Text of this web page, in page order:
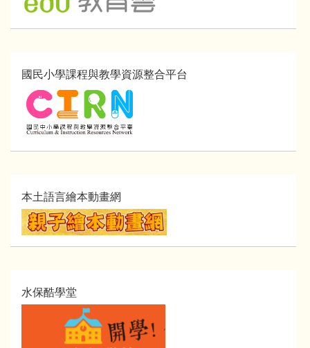
國民小學課程與教學資源整合平台
本土語言繪本動畫網
水保酷學堂